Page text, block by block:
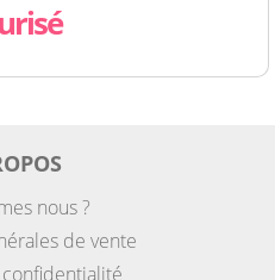
nous ?
de vente